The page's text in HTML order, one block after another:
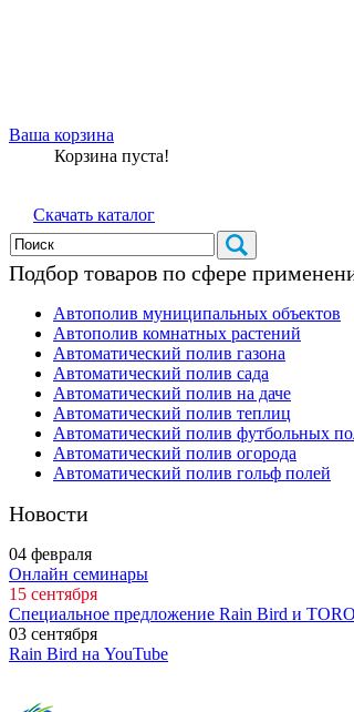
Ваша корзина
Корзина пуста!
Скачать каталог
Подбор товаров по сфере
Автополив муниципальных объектов
Автополив комнатных растений
Автоматический полив газона
Автоматический полив сада
Автоматический полив на даче
Автоматический полив теплиц
Автоматический полив футбольных
Автоматический полив огорода
Автоматический полив гольф полей
Новости
04 февраля
Онлайн семинары
15 сентября
Специальное предложение Rain Bird и TORO
03 сентября
Rain Bird на YouTube